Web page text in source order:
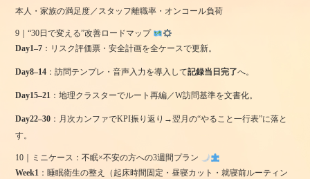
本人・家族の満足度／スタッフ離職率・オンコール負荷
9｜“30日で変える”改善ロードマップ
Day1–7 ：リスク評価票・安全計画を全ケースで更新。
Day8–14 ：訪問テンプレ・音声入力を導入して記録当日完了へ。
Day15–21 ：地理クラスターでルート再編／W訪問基準を文書化。
Day22–30 ：月次カンファでKPI振り返り→翌月の“やること一行表”に落と
す。
10｜ミニケース：不眠×不安の方への3週間プラン
Week1 ：睡眠衛生の整え（起床時間固定・昼寝カット・就寝前ルーティン